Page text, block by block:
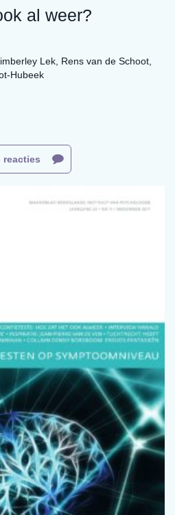
al weer?
Lek Rens van de Schoot
Hubeek
reacties